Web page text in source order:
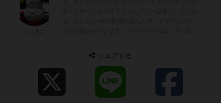
シェアする